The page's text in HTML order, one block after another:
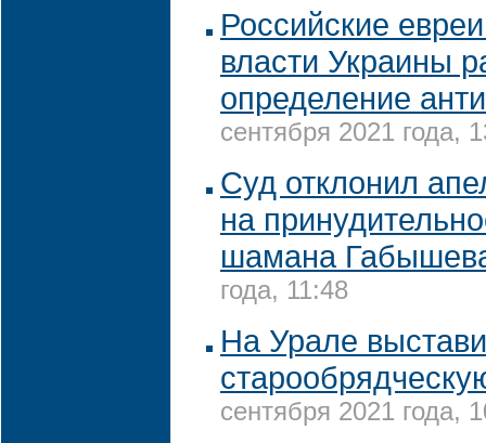
Российские
власти Украины
определение
сентября 2021 года,
Суд отклонил
на
шамана
года, 11:48
На Урале
сентября 2021 года,